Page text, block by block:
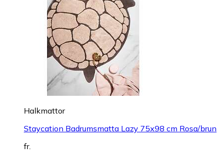
Halkmattor
Staycation Badrumsmatta Lazy 75x98 cm Rosa/brun
fr.